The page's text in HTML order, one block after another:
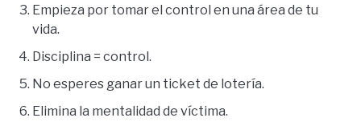
Empieza por tomar el control en una área de tu
vida.
Disciplina = control.
No esperes ganar un ticket de lotería.
Elimina la mentalidad de víctima.